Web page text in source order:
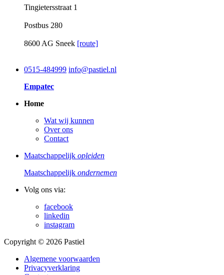
Tingietersstraat 1
Postbus 280
8600 AG Sneek [route]
0515-484999 info@pastiel.nl
Empatec
Home
Wat wij kunnen
Over ons
Contact
Maatschappelijk opleiden
Maatschappelijk ondernemen
Volg ons via:
facebook
linkedin
instagram
Copyright © 2026 Pastiel
Algemene voorwaarden
Privacyverklaring